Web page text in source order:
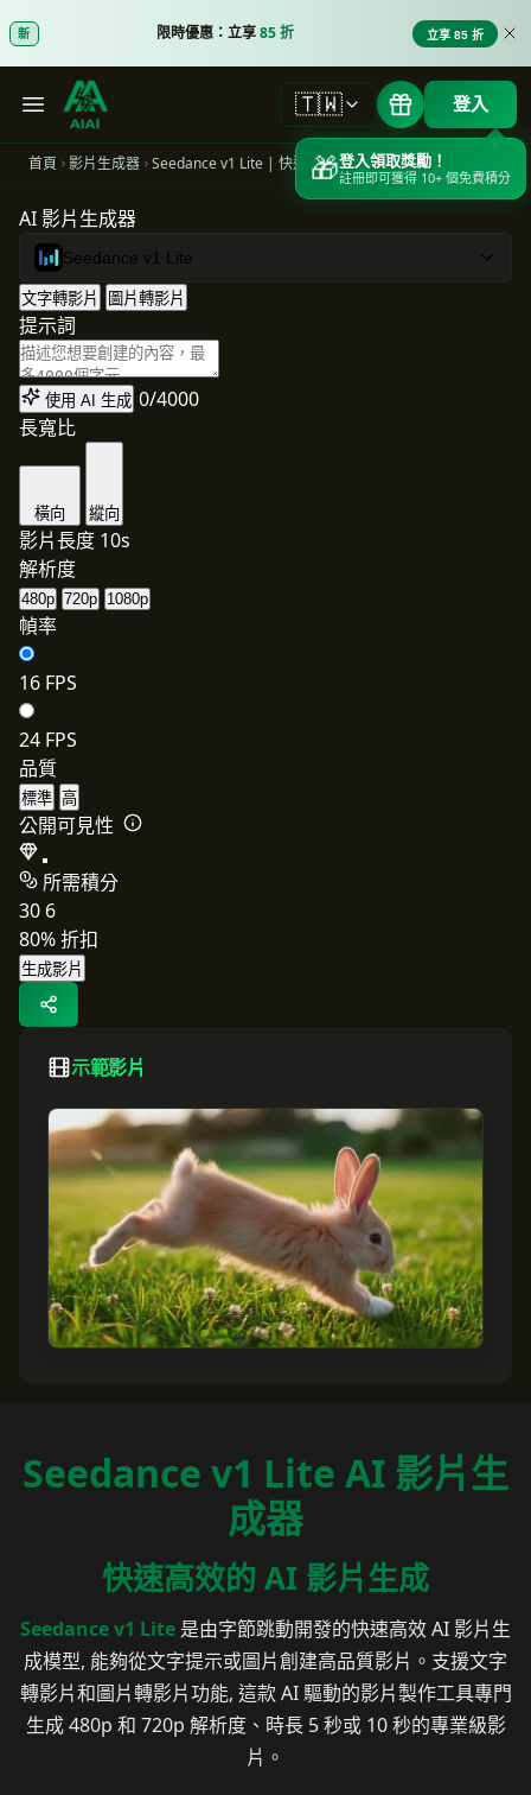
新 限時優惠：立享85 折 立享 85 折
🇹🇼 登入
🎁登入領取獎勵！
註冊即可獲得 10+ 個免費積分
首頁 影片生成器 Seedance v1 Lite | 快速 AI 影片生成器 - 文字轉影片與圖片轉影片
AI 影片生成器
Seedance v1 Lite
文字轉影片 圖片轉影片
提示詞
使用 AI 生成 0/4000
長寬比
橫向 縱向
影片長度 10s
解析度
480p 720p 1080p
幀率
16 FPS
24 FPS
品質
標準 高
公開可見性
所需積分
30 6
80% 折扣
生成影片
示範影片
Seedance v1 Lite AI 影片生
成器
快速高效的 AI 影片生成
Seedance v1 Lite 是由字節跳動開發的快速高效 AI 影片生
成模型, 能夠從文字提示或圖片創建高品質影片。支援文字
轉影片和圖片轉影片功能, 這款 AI 驅動的影片製作工具專門
生成 480p 和 720p 解析度、時長 5 秒或 10 秒的專業級影
片。